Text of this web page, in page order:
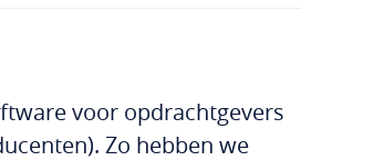
voor opdrachtgevers
Zo hebben we